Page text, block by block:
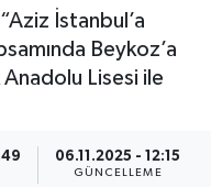
İstanbul’a
Beykoz’a
Lisesi ile
06.11.2025 - 12:15
GÜNCELLEME